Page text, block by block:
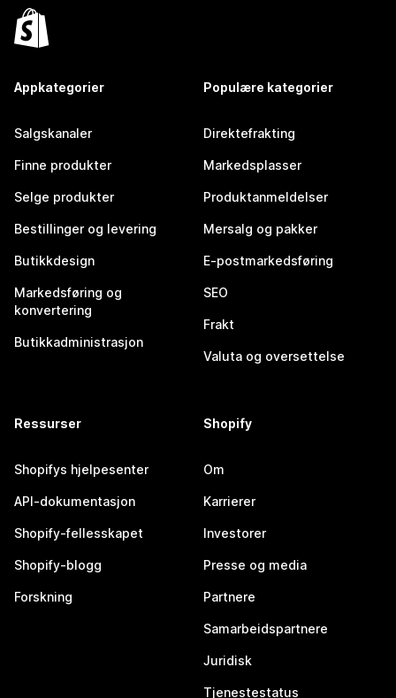
Appkategorier
Salgskanaler
Finne produkter
Selge produkter
Bestillinger og levering
Butikkdesign
Markedsføring og
konvertering
Butikkadministrasjon
Populære kategorier
Direktefrakting
Markedsplasser
Produktanmeldelser
Mersalg og pakker
E-postmarkedsføring
SEO
Frakt
Valuta og oversettelse
Ressurser
Shopifys hjelpesenter
API-dokumentasjon
Shopify-fellesskapet
Shopify-blogg
Forskning
Shopify
Om
Karrierer
Investorer
Presse og media
Partnere
Samarbeidspartnere
Juridisk
Tjenestestatus